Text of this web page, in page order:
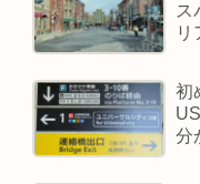
ス
リ
初
分